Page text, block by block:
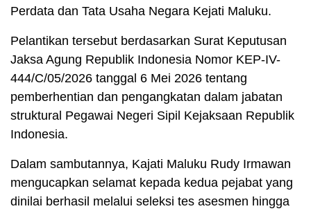
Perdata dan Tata Usaha Negara Kejati Maluku.
Pelantikan tersebut berdasarkan Surat Keputusan
Jaksa Agung Republik Indonesia Nomor KEP-IV-
444/C/05/2026 tanggal 6 Mei 2026 tentang
pemberhentian dan pengangkatan dalam jabatan
struktural Pegawai Negeri Sipil Kejaksaan Republik
Indonesia.
Dalam sambutannya, Kajati Maluku Rudy Irmawan
mengucapkan selamat kepada kedua pejabat yang
dinilai berhasil melalui seleksi tes asesmen hingga